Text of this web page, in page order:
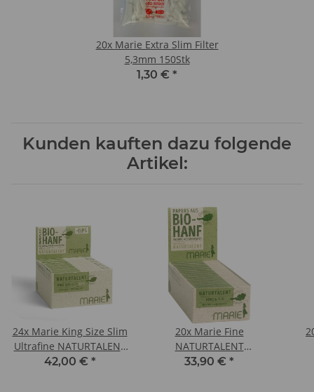
20x Marie Extra Slim Filter
5,3mm 150Stk
1,30 € *
Kunden kauften dazu folgende
Artikel:
24x Marie King Size Slim
Ultrafine NATURTALENT
34 Blättchen + 34 Filter
42,00 € *
20x Marie Fine
NATURTALENT
Kurz&Fein 100 Blättchen
33,90 € *